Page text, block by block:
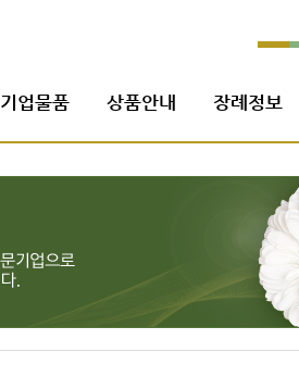
기업물품 상품안내 장례정보